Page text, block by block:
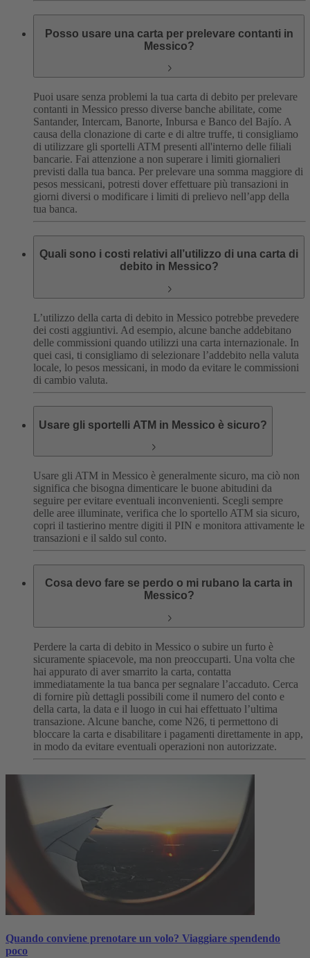
Posso usare una carta per prelevare contanti in
Messico?
Puoi usare senza problemi la tua carta di debito per prelevare
contanti in Messico presso diverse banche abilitate, come
Santander, Intercam, Banorte, Inbursa e Banco del Bajío. A
causa della clonazione di carte e di altre truffe, ti consigliamo
di utilizzare gli sportelli ATM presenti all'interno delle filiali
bancarie. Fai attenzione a non superare i limiti giornalieri
previsti dalla tua banca. Per prelevare una somma maggiore di
pesos messicani, potresti dover effettuare più transazioni in
giorni diversi o modificare i limiti di prelievo nell’app della
tua banca.
Quali sono i costi relativi all’utilizzo di una carta di
debito in Messico?
L’utilizzo della carta di debito in Messico potrebbe prevedere
dei costi aggiuntivi. Ad esempio, alcune banche addebitano
delle commissioni quando utilizzi una carta internazionale. In
quei casi, ti consigliamo di selezionare l’addebito nella valuta
locale, lo pesos messicani, in modo da evitare le commissioni
di cambio valuta.
Usare gli sportelli ATM in Messico è sicuro?
Usare gli ATM in Messico è generalmente sicuro, ma ciò non
significa che bisogna dimenticare le buone abitudini da
seguire per evitare eventuali inconvenienti. Scegli sempre
delle aree illuminate, verifica che lo sportello ATM sia sicuro,
copri il tastierino mentre digiti il PIN e monitora attivamente le
transazioni e il saldo sul conto.
Cosa devo fare se perdo o mi rubano la carta in
Messico?
Perdere la carta di debito in Messico o subire un furto è
sicuramente spiacevole, ma non preoccuparti. Una volta che
hai appurato di aver smarrito la carta, contatta
immediatamente la tua banca per segnalare l’accaduto. Cerca
di fornire più dettagli possibili come il numero del conto e
della carta, la data e il luogo in cui hai effettuato l’ultima
transazione. Alcune banche, come N26, ti permettono di
bloccare la carta e disabilitare i pagamenti direttamente in app,
in modo da evitare eventuali operazioni non autorizzate.
Quando conviene prenotare un volo? Viaggiare spendendo
poco